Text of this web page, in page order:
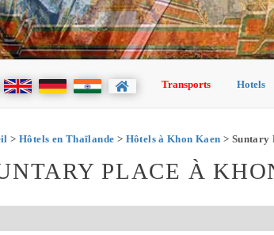
Transports Hotels
> Hôtels en Thaïlande > Hôtels à Khon Kaen > Suntary
PLACE À